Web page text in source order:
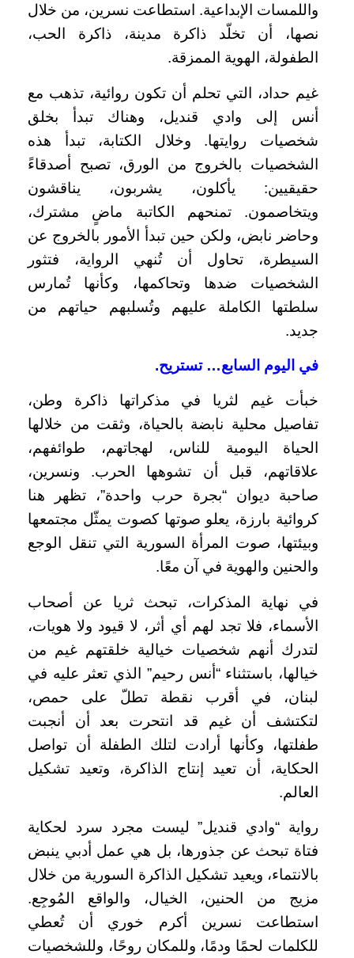
واللمسات الإبداعية. استطاعت نسرين، من خلال
نصها، أن تخلّد ذاكرة مدينة، ذاكرة الحب،
الطفولة، الهوية الممزقة.
غيم حداد، التي تحلم أن تكون روائية، تذهب مع
أنس إلى وادي قنديل، وهناك تبدأ بخلق
شخصيات روايتها. وخلال الكتابة، تبدأ هذه
الشخصيات بالخروج من الورق، تصبح أصدقاءً
حقيقيين: يأكلون، يشربون، يناقشون
ويتخاصمون. تمنحهم الكاتبة ماضٍ مشترك،
وحاضر نابض، ولكن حين تبدأ الأمور بالخروج عن
السيطرة، تحاول أن تُنهي الرواية، فتثور
الشخصيات ضدها وتحاكمها، وكأنها تُمارس
سلطتها الكاملة عليهم وتُسلبهم حياتهم من
جديد.
في اليوم السابع… تستريح.
خبأت غيم لثريا في مذكراتها ذاكرة وطن،
تفاصيل محلية نابضة بالحياة، وثقت من خلالها
الحياة اليومية للناس، لهجاتهم، طوائفهم،
علاقاتهم، قبل أن تشوهها الحرب. ونسرين،
صاحبة ديوان “بجرة حرب واحدة”، تظهر هنا
كروائية بارزة، يعلو صوتها كصوت يمثّل مجتمعها
وبيئتها، صوت المرأة السورية التي تنقل الوجع
والحنين والهوية في آن معًا.
في نهاية المذكرات، تبحث ثريا عن أصحاب
الأسماء، فلا تجد لهم أي أثر، لا قيود ولا هويات،
لتدرك أنهم شخصيات خيالية خلقتهم غيم من
خيالها، باستثناء “أنس رحيم” الذي تعثر عليه في
لبنان، في أقرب نقطة تطلّ على حمص،
لتكتشف أن غيم قد انتحرت بعد أن أنجبت
طفلتها، وكأنها أرادت لتلك الطفلة أن تواصل
الحكاية، أن تعيد إنتاج الذاكرة، وتعيد تشكيل
العالم.
رواية “وادي قنديل” ليست مجرد سرد لحكاية
فتاة تبحث عن جذورها، بل هي عمل أدبي ينبض
بالانتماء، ويعيد تشكيل الذاكرة السورية من خلال
مزيج من الحنين، الخيال، والواقع المُوجِع.
استطاعت نسرين أكرم خوري أن تُعطي
للكلمات لحمًا ودمًا، وللمكان روحًا، وللشخصيات